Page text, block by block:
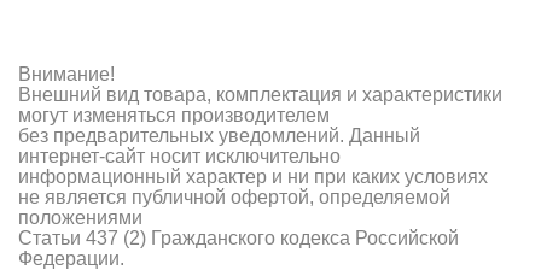
Внимание!
Внешний вид товара, комплектация и характеристики
могут изменяться производителем
без предварительных уведомлений. Данный
интернет-сайт носит исключительно
информационный характер и ни при каких условиях
не является публичной офертой, определяемой
положениями
Статьи 437 (2) Гражданского кодекса Российской
Федерации.